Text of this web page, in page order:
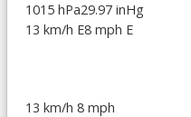
1015 hPa29.97 inHg
13 km/h E8 mph E
13 km/h 8 mph